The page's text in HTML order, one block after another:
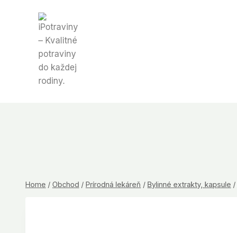
Home / Obchod / Prírodná lekáreň / Bylinné extrakty, kapsule /